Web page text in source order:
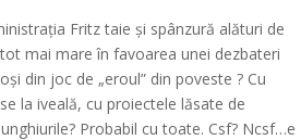
Fritz taie și spânzură alături de
mai mare în favoarea unei dezbateri
din joc de „eroul” din poveste ? Cu
la iveală, cu proiectele lăsate de
Probabil cu toate. Csf? Ncsf…e